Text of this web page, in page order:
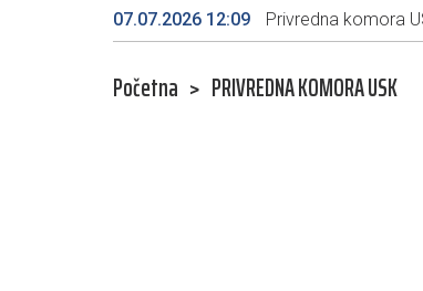
07.07.2026 12:09 Privredna komora
Početna > PRIVREDNA KOMORA USK